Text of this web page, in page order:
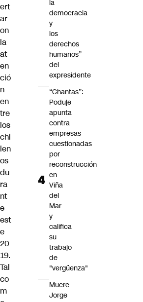
ert
ar
on
la
at
en
ció
n
en
tre
los
chi
len
os
du
ra
nt
e
est
e
20
19.
Tal
co
m
la
democracia
y
los
derechos
humanos”
del
expresidente
“Chantas”:
Poduje
apunta
contra
empresas
cuestionadas
por
reconstrucción
en
Viña
del
Mar
y
califica
su
trabajo
de
"vergüenza"
Muere
Jorge